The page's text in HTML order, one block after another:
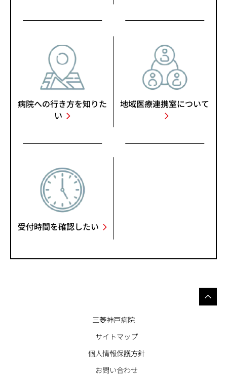
病院への行き方を知りた
い
地域医療連携室について
受付時間を確認したい
三菱神戸病院
サイトマップ
個人情報保護方針
お問い合わせ